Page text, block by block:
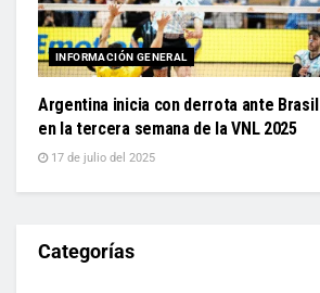
INFORMACIÓN GENERAL
Argentina inicia con derrota ante Brasil
en la tercera semana de la VNL 2025
17 de julio del 2025
Categorías